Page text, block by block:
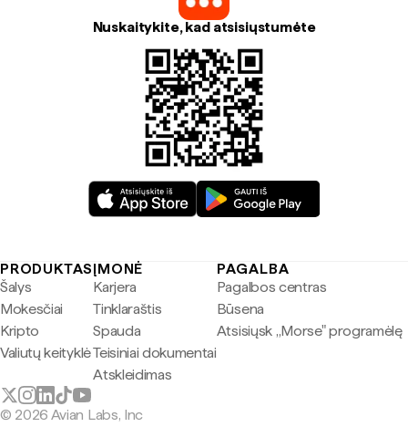
Nuskaitykite, kad atsisiųstumėte
PRODUKTAS
Šalys
Mokesčiai
Kripto
Valiutų keityklė
ĮMONĖ
Karjera
Tinklaraštis
Spauda
Teisiniai dokumentai
Atskleidimas
PAGALBA
Pagalbos centras
Būsena
Atsisiųsk „Morse" programėlę
© 2026 Avian Labs, Inc